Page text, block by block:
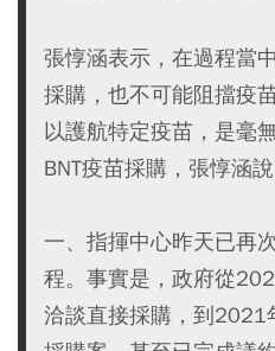
張惇涵表示，在過程當
採購，也不可能阻擋疫
以護航特定疫苗，是毫
BNT疫苗採購，張惇涵
一、指揮中心昨天已再
程。事實是，政府從
洽談直接採購，到2021